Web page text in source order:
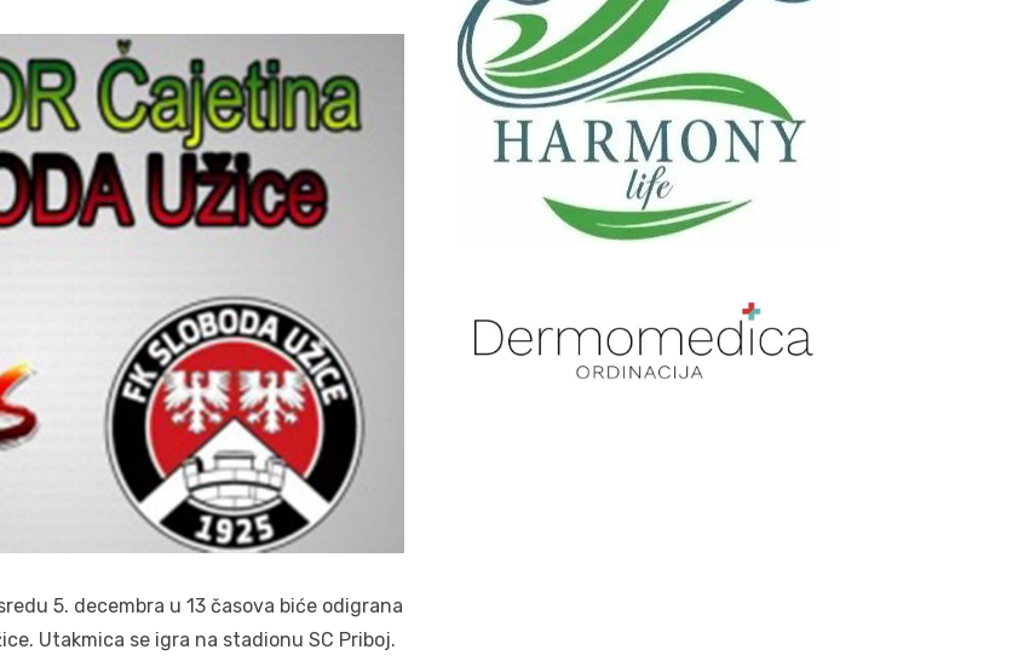
5. decembra u 13 časova biće odigrana
Utakmica se igra na stadionu SC Priboj.